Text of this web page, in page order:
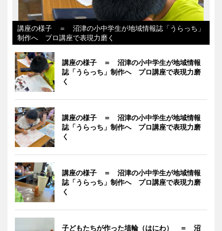
講座の様子 ＝ 沼津の小中学生が地域情報誌「うらっち」
制作へ プロ講座で表現力磨く
講座の様子 ＝ 沼津の小中学生が地域情報
誌「うらっち」制作へ プロ講座で表現力磨
く
講座の様子 ＝ 沼津の小中学生が地域情報
誌「うらっち」制作へ プロ講座で表現力磨
く
講座の様子 ＝ 沼津の小中学生が地域情報
誌「うらっち」制作へ プロ講座で表現力磨
く
子どもたちが作った埴輪（はにわ） ＝ 沼